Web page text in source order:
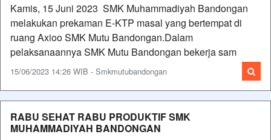
Kamis, 15 Juni 2023 SMK Muhammadiyah Bandongan
melakukan prekaman E-KTP masal yang bertempat di
ruang Axioo SMK Mutu Bandongan.Dalam
pelaksanaannya SMK Mutu Bandongan bekerja sam
15/06/2023 14:26 WIB - Smkmutubandongan
RABU SEHAT RABU PRODUKTIF SMK
MUHAMMADIYAH BANDONGAN